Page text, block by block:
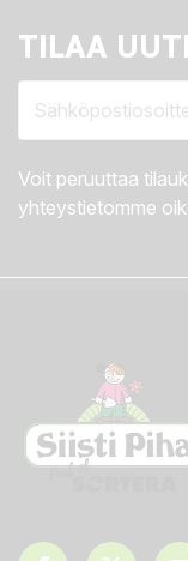
TILAA
Voit peruuttaa
yhteystietomme